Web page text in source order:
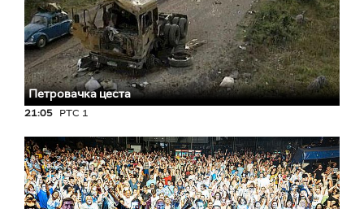
Петровачка цеста
21:05 РТС 1